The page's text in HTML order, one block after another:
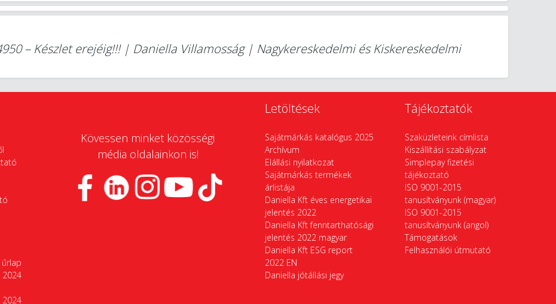
– Készlet erejéig!!! | Daniella Villamosság | Nagykereskedelmi és Kiskereskedelmi
Kövessen minket közösségi
média oldalainkon is!
Letöltések
Sajátmárkás katalógus 2025
Archívum
Elállási nyilatkozat
Sajátmárkás termékek
árlistája
Daniella Kft éves energetikai
jelentés 2022
Daniella Kft fenntarthatósági
jelentés 2022 magyar
Daniella Kft ESG report
2022 EN
Daniella jótállási jegy
Tájékoztatók
Szaküzleteink címlista
Kiszállítási szabályzat
Simplepay fizetési
tájékoztató
ISO 9001-2015
tanusítványunk (magyar)
ISO 9001-2015
tanusítványunk (angol)
Támogatások
Felhasználói útmutató